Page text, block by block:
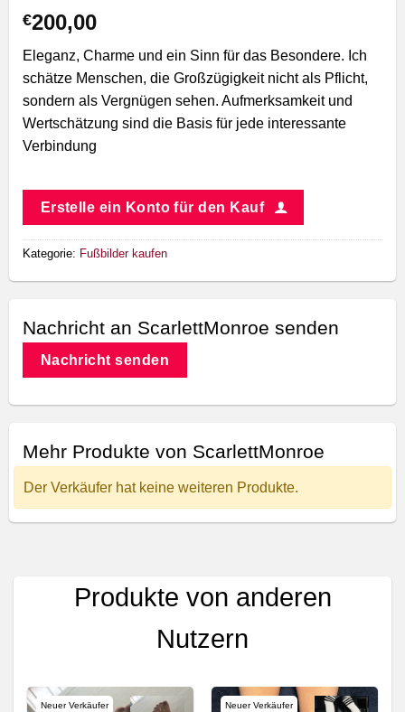
€200,00
Eleganz, Charme und ein Sinn für das Besondere. Ich
schätze Menschen, die Großzügigkeit nicht als Pflicht,
sondern als Vergnügen sehen. Aufmerksamkeit und
Wertschätzung sind die Basis für jede interessante
Verbindung
Erstelle ein Konto für den Kauf
Kategorie: Fußbilder kaufen
Nachricht an ScarlettMonroe senden
Nachricht senden
Mehr Produkte von ScarlettMonroe
Der Verkäufer hat keine weiteren Produkte.
Produkte von anderen
Nutzern
Neuer Verkäufer Neuer Verkäufer